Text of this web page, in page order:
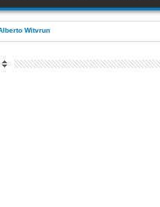
tras operativo con Tecámac +Video |